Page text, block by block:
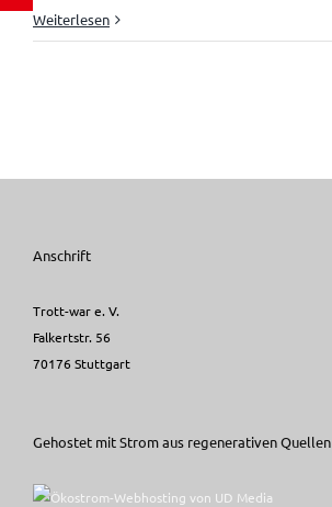
Weiterlesen
Anschrift
Trott-war e. V.
Falkertstr. 56
70176 Stuttgart
Gehostet mit Strom aus regenerativen Quellen